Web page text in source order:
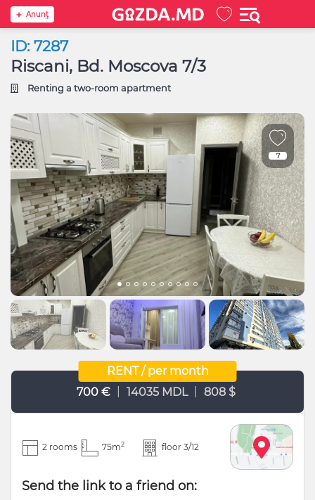
Anunţ
ID: 7287
Riscani, Bd. Moscova 7/3
Renting a two-room apartment
7
RENT / per month
700 €
14035 MDL 808 $
2 rooms 75m2 floor 3/12
Send the link to a friend on: